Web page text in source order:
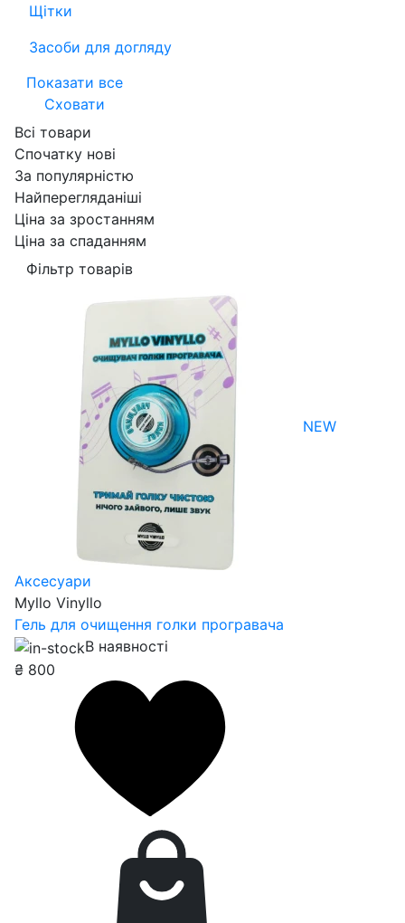
Щітки
Засоби для догляду
Показати все
Сховати
Всі товари
Спочатку нові
За популярністю
Найперегляданіші
Ціна за зростанням
Ціна за спаданням
Фільтр товарів
NEW
Аксесуари
Myllo Vinyllo
Гель для очищення голки програвача
В наявності
₴ 800